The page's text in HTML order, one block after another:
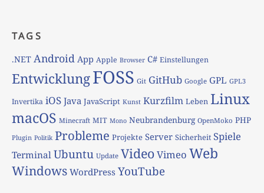
TAGS
.NET Android App Apple Browser C# Einstellungen
EntwicklungFOSS Git GitHub Google GPL GPL3
Invertika iOS Java JavaScript Kunst Kurzfilm Leben Linux
macOS Minecraft MIT Mono Neubrandenburg OpenMoko PHP
Plugin Politik Probleme Projekte Server Sicherheit Spiele
TerminalUbuntu Update VideoVimeo Web
Windows WordPress YouTube